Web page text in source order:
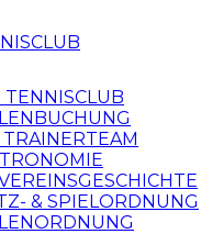
TENNISCLUB
TRAINERTEAM
& SPIELORDNUNG